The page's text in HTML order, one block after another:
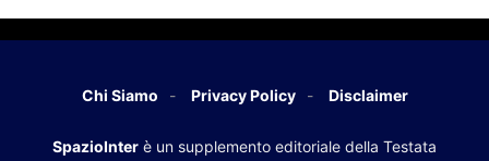
Chi Siamo Privacy Policy Disclaimer
SpazioInter è un supplemento editoriale della Testata